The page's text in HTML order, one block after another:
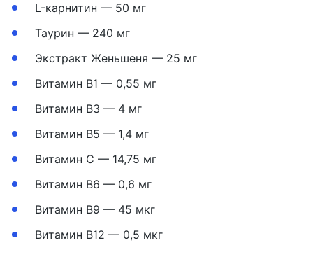
L-карнитин — 50 мг
Таурин — 240 мг
Экстракт Женьшеня — 25 мг
Витамин B1 — 0,55 мг
Витамин B3 — 4 мг
Витамин B5 — 1,4 мг
Витамин C — 14,75 мг
Витамин B6 — 0,6 мг
Витамин B9 — 45 мкг
Витамин B12 — 0,5 мкг